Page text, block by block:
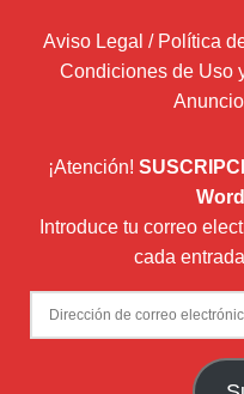
Aviso Legal / Política
Condiciones de Uso
¡Atención!
Introduce tu correo
cada
Dirección
de